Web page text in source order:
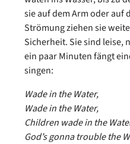
sie auf dem Arm oder auf
Strömung ziehen sie
Sicherheit. Sie sind leise,
ein paar Minuten fängt
singen:
Wade in the Water,
Wade in the Water,
Children wade in the
God’s gonna trouble the